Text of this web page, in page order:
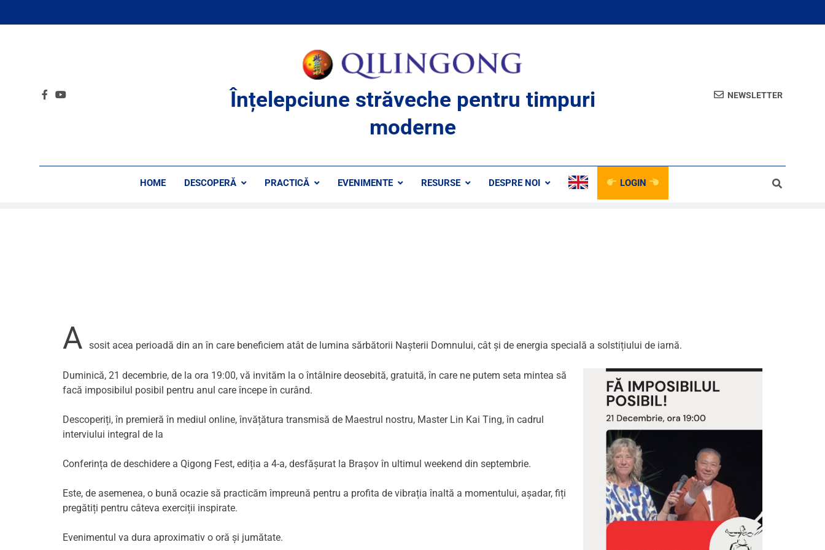
Înțelepciune străveche pentru timpuri
moderne
NEWSLETTER
HOME DESCOPERĂ PRACTICĂ EVENIMENTE RESURSE DESPRE NOI LOGIN
A sosit acea perioadă din an în care beneficiem atât de lumina sărbătorii Nașterii Domnului, cât și de energia specială a solstițiului de iarnă.
Duminică, 21 decembrie, de la ora 19:00, vă invităm la o întâlnire deosebită, gratuită, în care ne putem seta mintea să
facă imposibilul posibil pentru anul care începe în curând.
Descoperiți, în premieră în mediul online, învățătura transmisă de Maestrul nostru, Master Lin Kai Ting, în cadrul
interviului integral de la
Conferința de deschidere a Qigong Fest, ediția a 4-a, desfășurat la Brașov în ultimul weekend din septembrie.
Este, de asemenea, o bună ocazie să practicăm împreună pentru a profita de vibrația înaltă a momentului, așadar, fiți
pregătiți pentru câteva exerciții inspirate.
Evenimentul va dura aproximativ o oră și jumătate.